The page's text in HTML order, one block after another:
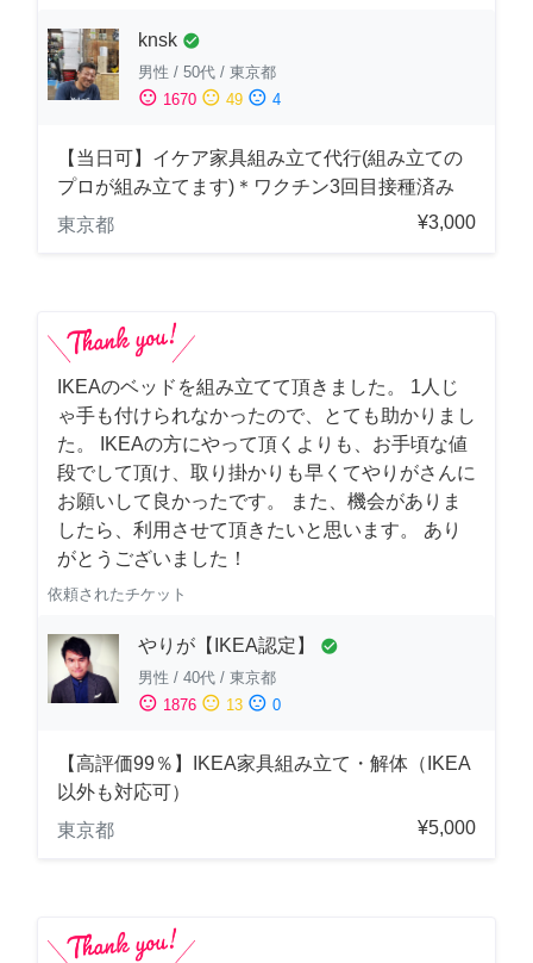
knsk check_circle
男性 / 50代 / 東京都
sentiment_satisfied 1670 sentiment_neutral 49 sentiment_dissatisfied 4
【当日可】イケア家具組み立て代行(組み立ての
プロが組み立てます)＊ワクチン3回目接種済み
東京都
¥3,000
IKEAのベッドを組み立てて頂きました。 1人じ
ゃ手も付けられなかったので、とても助かりまし
た。 IKEAの方にやって頂くよりも、お手頃な値
段でして頂け、取り掛かりも早くてやりがさんに
お願いして良かったです。 また、機会がありま
したら、利用させて頂きたいと思います。 あり
がとうございました！
依頼されたチケット
やりが【IKEA認定】 check_circle
男性 / 40代 / 東京都
sentiment_satisfied 1876 sentiment_neutral 13 sentiment_dissatisfied 0
【高評価99％】IKEA家具組み立て・解体（IKEA
以外も対応可）
東京都
¥5,000